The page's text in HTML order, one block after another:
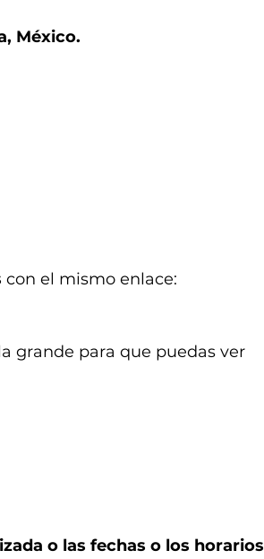
México.
con el mismo enlace:
grande para que puedas ver
o las fechas o los horarios